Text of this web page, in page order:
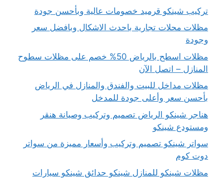
تركيب شينكو قرميد خصومات عالية وبأحسن جودة
مظلات محلات تجارية باحدث الاشكال وبافضل سعر
وجودة
مظلات اسطح بالرياض 50% خصم على مظلات سطوح
المنازل – اتصل الآن
مظلات مداخل للبيت والفندق والمنازل في الرياض
بأحسن سعر وأعلى جودة للمدخل
هناجر شينكو الرياض تصميم وتركيب وصيانة هنقر
ومستودع شينكو
سواتر شينكو تصميم وتركيب وأسعار مميزة من سواتر
دوت كوم
مظلات شينكو للمنازل شينكو حدائق شينكو سيارات